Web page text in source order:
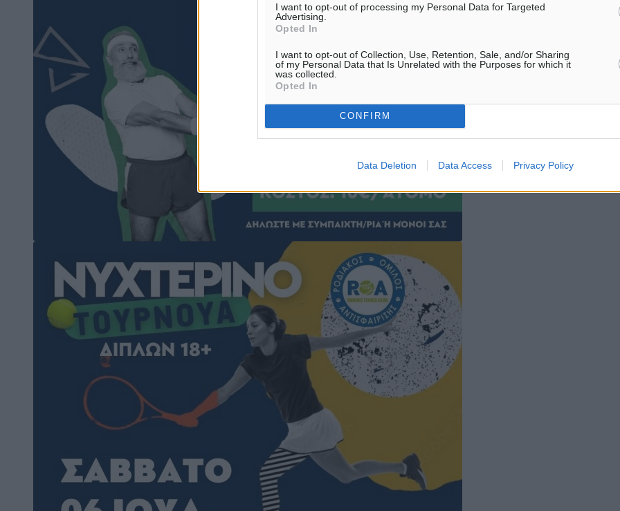
I want to opt-out of processing my Personal Data for Targeted
Advertising.
Opted In
I want to opt-out of Collection, Use, Retention, Sale, and/or Sharing
of my Personal Data that Is Unrelated with the Purposes for which it
was collected.
Opted In
CONFIRM
Data Deletion Data Access Privacy Policy